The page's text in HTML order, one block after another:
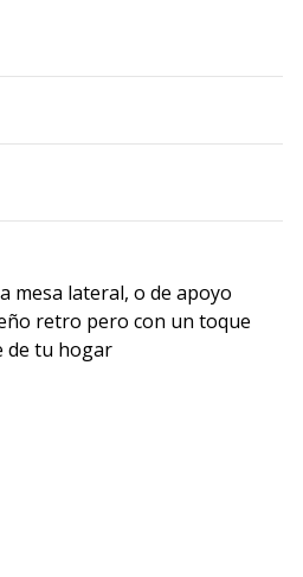
mesa lateral, o de apoyo
retro pero con un toque
de tu hogar